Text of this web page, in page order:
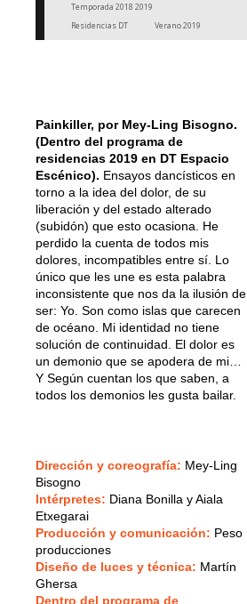
Temporada 2018 2019
Residencias DT
Verano 2019
Painkiller, por Mey-Ling Bisogno.
(Dentro del programa de
residencias 2019 en DT Espacio
Escénico). Ensayos dancísticos en
torno a la idea del dolor, de su
liberación y del estado alterado
(subidón) que esto ocasiona. He
perdido la cuenta de todos mis
dolores, incompatibles entre sí. Lo
único que les une es esta palabra
inconsistente que nos da la ilusión de
ser: Yo. Son como islas que carecen
de océano. Mi identidad no tiene
solución de continuidad. El dolor es
un demonio que se apodera de mi…
Y Según cuentan los que saben, a
todos los demonios les gusta bailar.
Dirección y coreografía: Mey-Ling
Bisogno
Intérpretes: Diana Bonilla y Aiala
Etxegarai
Producción y comunicación: Peso
producciones
Diseño de luces y técnica: Martín
Ghersa
Dentro del programa de